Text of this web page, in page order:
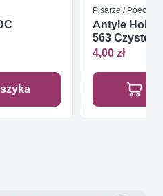
Pisarze / Poeci
Antyle
563 Czyste **
4,00 zł